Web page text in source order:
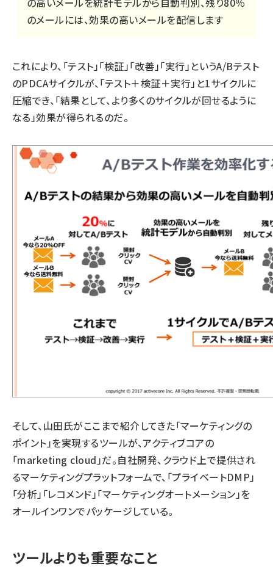
のメールには、効果の高いメールを配信します
これにより、「テスト」「検証」「改善」「実行」というA/Bテスト
のPDCAサイクルが、「テスト＋検証＋実行」と1サイクルに
圧縮でき、「結果として、より多くのサイクルが回せるように
なる」効果が得られるのだ。
そして、山田氏がここまで紹介してきた「マーケティングの
ポイント」を実現するツールが、アクティブコアの
「marketing cloud」だ。自社開発、クラウド上で提供され
るマーケティングプラットフォームで、「プライベートDMP」
「分析」「レコメンド」「マーケティングオートメーション」を
オールインワンでパッケージしている。
ツールよりも重要なこと